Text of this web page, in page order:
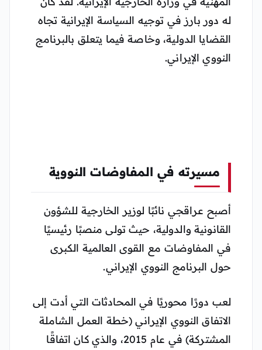
له دور بارز في توجيه السياسة الإيرانية تجاه
القضايا الدولية، وخاصة فيما يتعلق بالبرنامج
النووي الإيراني.
مسيرته في المفاوضات النووية
أصبح عراقجي نائبًا لوزير الخارجية للشؤون
القانونية والدولية، حيث تولى منصبًا رئيسيًا
في المفاوضات مع القوى العالمية الكبرى
حول البرنامج النووي الإيراني.
لعب دورًا محوريًا في المحادثات التي أدت إلى
الاتفاق النووي الإيراني (خطة العمل الشاملة
المشتركة) في عام 2015، والذي كان اتفاقًا